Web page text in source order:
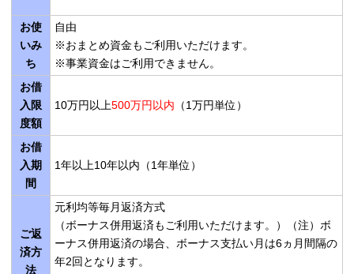
お使
いみ
ち
自由
※おまとめ資金もご利用いただけます。
※事業資金はご利用できません。
お借
入限
度額
10万円以上500万円以内 （1万円単位）
お借
入期
間
1年以上10年以内（1年単位）
ご返
済方
法
元利均等毎月返済方式
（ボーナス併用返済もご利用いただけます。）（注）ボ
ーナス併用返済の場合、ボーナス支払い月は6ヵ月間隔の
年2回となります。